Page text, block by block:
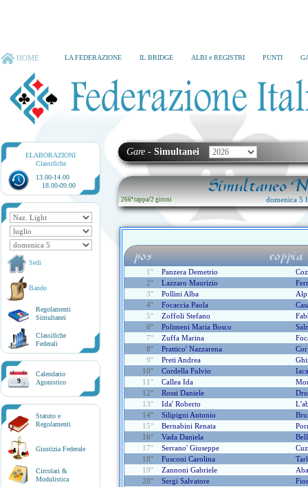
HOME LA FEDERAZIONE IL BRIDGE ALBI e REGISTRI PUNTI
ELABORAZIONI
Classifiche
13.00-14.00
18.00-09.00
Sedi
Bando
Regolamenti
Simultanei
Classifiche
Federali
9
Calendario
Agonistico
Statuto e
Regolamenti
Giustizia Federale
Circolari &
Modulistica
Gare - Simultanei
Simultaneo
266ª tappa/2 gironi domenica 5
pos coppia
1° Panzera Demetrio
2°
Lazzaro Maurizio
3°
Pollini Alba
4°
Focaccia Paola
5°
Zoffoli Stefano
6°
Polimeni Maria Bosco
7°
Zuffa Marina
8°
Prattico' Nazzarena
9°
Preti Andrea
10°
Cordella Fulvio
11°
Callea Ida
12°
Rossi Daniele
13°
Ida' Roberto
14°
Silipigni Antonio
15°
Bernabini Renata
16°
Vada Daniela
17°
Serrano' Giuseppe
18°
Fusconi Carolina
19°
Zannoni Gabriele
20°
Sergi Salvatore